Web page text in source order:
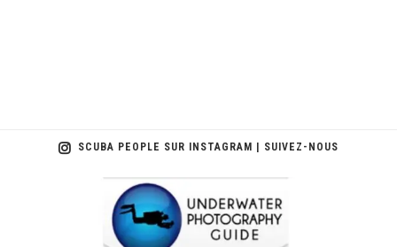
SCUBA PEOPLE SUR INSTAGRAM | SUIVEZ-NOUS
scuba_people_magazine